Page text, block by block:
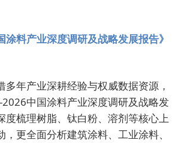
涂料产业深度调研及战略发展报告》
多年产业深耕经验与权威数据资源，
中国涂料产业深度调研及战略发
度梳理树脂、钛白粉、溶剂等核心上
更全面分析建筑涂料、工业涂料、